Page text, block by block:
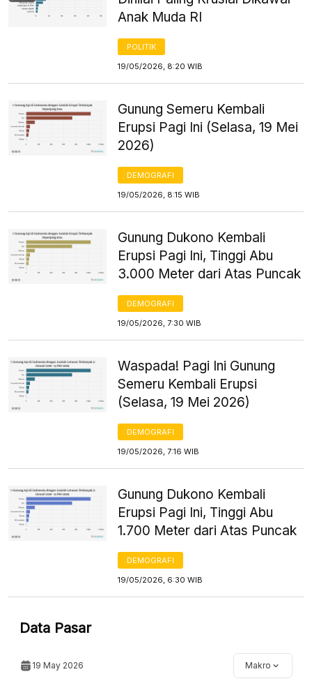
Anak Muda RI
POLITIK
19/05/2026, 8:20 WIB
Gunung Semeru Kembali
Erupsi Pagi Ini (Selasa, 19 Mei
2026)
DEMOGRAFI
19/05/2026, 8:15 WIB
Gunung Dukono Kembali
Erupsi Pagi Ini, Tinggi Abu
3.000 Meter dari Atas Puncak
DEMOGRAFI
19/05/2026, 7:30 WIB
Waspada! Pagi Ini Gunung
Semeru Kembali Erupsi
(Selasa, 19 Mei 2026)
DEMOGRAFI
19/05/2026, 7:16 WIB
Gunung Dukono Kembali
Erupsi Pagi Ini, Tinggi Abu
1.700 Meter dari Atas Puncak
DEMOGRAFI
19/05/2026, 6:30 WIB
Data Pasar
19 May 2026 Makro